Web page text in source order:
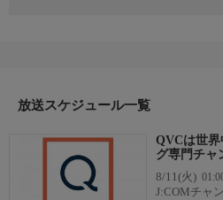
放送スケジュール一覧
QVCは世
グ専門チャ
8/11(火)
J:COMチャ